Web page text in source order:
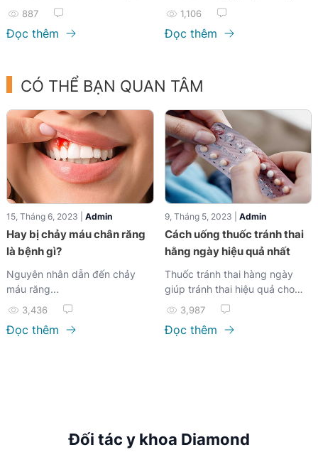
về thể chất và hệ thống miễn
887
Đọc thêm
gặp ở trẻ em, đặc biệt khi chưa
được tiêm phòng đầy đủ. Bệnh
có thể gây ra nhiều biến
1,106
Đọc thêm
CÓ THỂ BẠN QUAN TÂM
15, Tháng 6, 2023 | Admin
Hay bị chảy máu chân răng
là bệnh gì?
Nguyên nhân dẫn đến chảy
máu răng...
3,436
Đọc thêm
9, Tháng 5, 2023 | Admin
Cách uống thuốc tránh thai
hằng ngày hiệu quả nhất
Thuốc tránh thai hàng ngày
giúp tránh thai hiệu quả cho
phụ nữ. Phương pháp tiện lợi
với tác dụng dược lý...
3,987
Đọc thêm
Đối tác y khoa Diamond